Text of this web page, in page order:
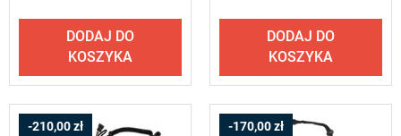
DODAJ DO
KOSZYKA
DODAJ DO
KOSZYKA
-210,00 zł -170,00 zł